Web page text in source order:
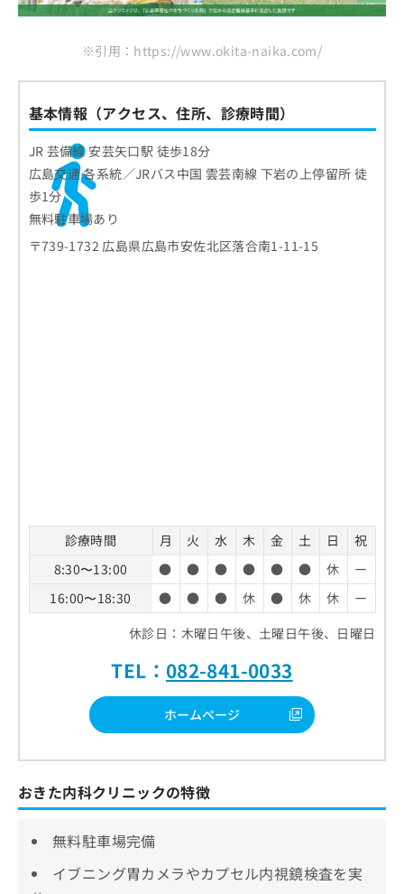
※引用：https://www.okita-naika.com/
基本情報（アクセス、住所、診療時間）
JR 芸備線 安芸矢口駅 徒歩18分
広島交通 各系統／JRバス中国 雲芸南線 下岩の上停留所 徒
歩1分
無料駐車場あり
〒739-1732 広島県広島市安佐北区落合南1-11-15
診療時間 月 火 水 木 金 土 日
祝
8:30〜13:00
● ● ● ● ● ● 休
ー
16:00〜18:30
● ● ● 休 ● 休 休
ー
休診日：木曜日午後、土曜日午後、日曜日
TEL： 082-841-0033
ホームページ
おきた内科クリニックの特徴
無料駐車場完備
イブニング胃カメラやカプセル内視鏡検査を実